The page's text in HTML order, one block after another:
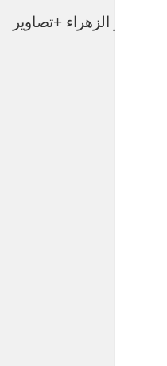
نبل و الزهراء +تصاویر